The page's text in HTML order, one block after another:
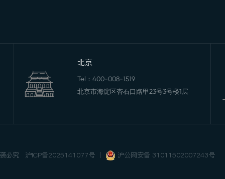
北京
Tel： 400-008-1519
北京市海淀区杏石口路甲23号3号楼1层
必究 沪ICP备2025141077号 丨 沪公网安备 31011502007243号